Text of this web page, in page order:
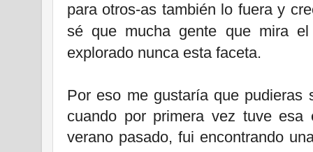
para otros-as también lo fuera y
sé que mucha gente que mira
explorado nunca esta faceta.
Por eso me gustaría que pudieras
cuando por primera vez tuve esa
verano pasado, fui encontrando